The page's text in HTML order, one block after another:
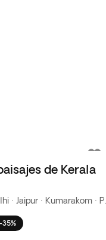
de Kerala
-35%